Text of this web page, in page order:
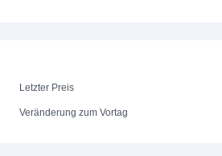
Letzter Preis
Veränderung zum Vortag